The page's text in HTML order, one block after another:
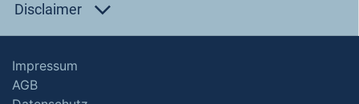
Disclaimer
Impressum
AGB